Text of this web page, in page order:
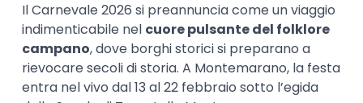
Il Carnevale 2026 si preannuncia come un viaggio
indimenticabile nel cuore pulsante del folklore
campano, dove borghi storici si preparano a
rievocare secoli di storia. A Montemarano, la festa
entra nel vivo dal 13 al 22 febbraio sotto l’egida